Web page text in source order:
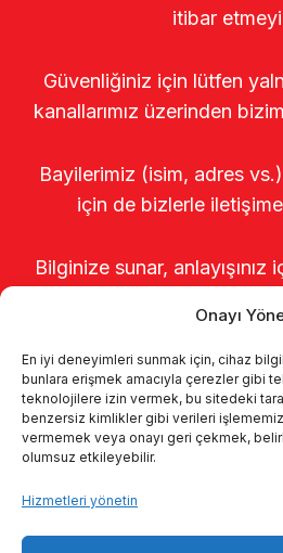
Onayı
En iyi deneyimleri sunmak için, cihaz
bunlara erişmek amacıyla çerezler gibi
teknolojilere izin vermek, bu sitedeki
benzersiz kimlikler gibi verileri
vermemek veya onayı geri çekmek,
olumsuz etkileyebilir.
Hizmetleri yönetin
itibar
Güvenliğiniz için lütfen
kanallarımız üzerinden
Bayilerimiz (isim, adres
için de bizlerle
Bilginize sunar,